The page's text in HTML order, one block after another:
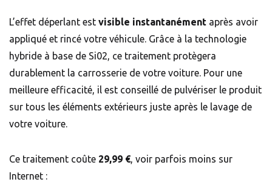
L’effet déperlant est visible instantanément après avoir
appliqué et rincé votre véhicule. Grâce à la technologie
hybride à base de Si02, ce traitement protègera
durablement la carrosserie de votre voiture. Pour une
meilleure efficacité, il est conseillé de pulvériser le produit
sur tous les éléments extérieurs juste après le lavage de
votre voiture.
Ce traitement coûte 29,99 €, voir parfois moins sur
Internet :